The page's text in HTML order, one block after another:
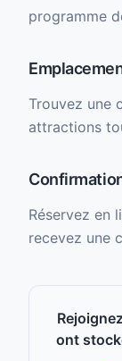
programme
Trouvez une
attractions
Réservez en
recevez une
ont